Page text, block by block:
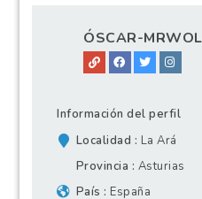
ÓSCAR-
Información del perfil
Localidad
La Ará
Provincia
Asturias
País
España